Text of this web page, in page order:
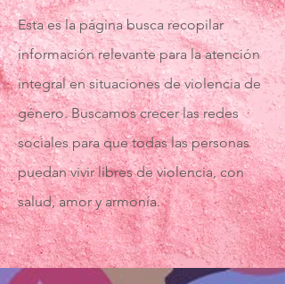
Esta es la página busca recopilar
información relevante para la atención
integral en situaciones de violencia de
género. Buscamos crecer las redes
sociales para que todas las personas
puedan vivir libres de violencia, con
salud, amor y armonía.